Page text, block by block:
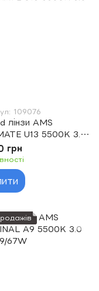
109076
лінзи AMS
U13 5500K 3.0
грн